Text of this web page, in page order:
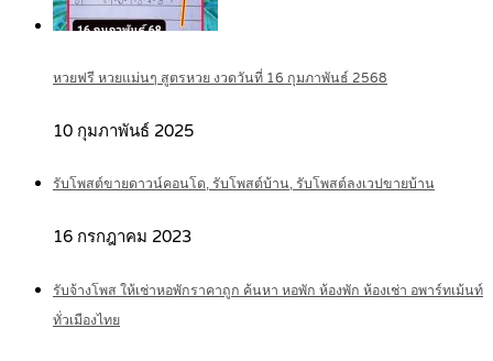
หวยฟรี หวยแม่นๆ สูตรหวย งวดวันที่ 16 กุมภาพันธ์ 2568
10 กุมภาพันธ์ 2025
รับโพสต์ขายดาวน์คอนโด, รับโพสต์บ้าน, รับโพสต์ลงเวปขายบ้าน
16 กรกฎาคม 2023
รับจ้างโพส ให้เช่าหอพักราคาถูก ค้นหา หอพัก ห้องพัก ห้องเช่า อพาร์ทเม้นท์
ทั่วเมืองไทย